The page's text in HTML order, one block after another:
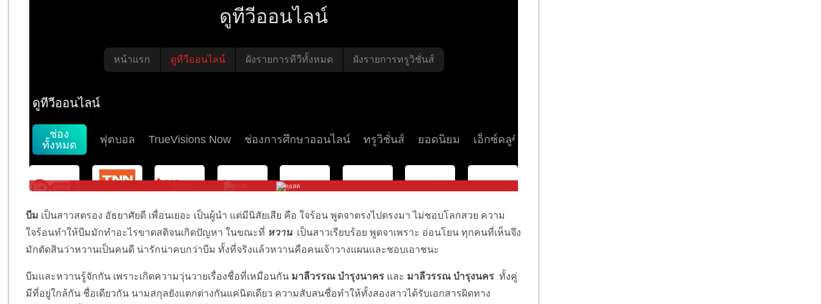
บีม เป็นสาวสตรอง อัธยาศัยดี เพื่อนเยอะ เป็นผู้นำ แต่มีนิสัยเสีย คือ ใจร้อน พูดจาตรงไปตรงมา ไม่ชอบโลกสวย ความ
ใจร้อนทำให้บีมมักทำอะไรขาดสติจนเกิดปัญหา ในขณะที่ หวาน เป็นสาวเรียบร้อย พูดจาเพราะ อ่อนโยน ทุกคนที่เห็นจึง
มักตัดสินว่าหวานเป็นคนดี น่ารักน่าคบกว่าบีม ทั้งที่จริงแล้วหวานคือคนเจ้าวางแผนและชอบเอาชนะ
บีมและหวานรู้จักกัน เพราะเกิดความวุ่นวายเรื่องชื่อที่เหมือนกัน มาลีวรรณ บำรุงนาคร และ มาลีวรรณ บำรุงนคร ทั้งคู่
มีที่อยู่ใกล้กัน ชื่อเดียวกัน นามสกุลยังแตกต่างกันแค่นิดเดียว ความสับสนชื่อทำให้ทั้งสองสาวได้รับเอกสารผิดทาง